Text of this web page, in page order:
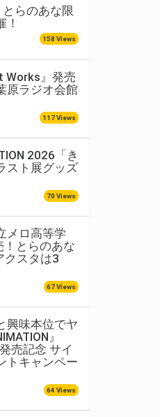
らのあな限
！
158 Views
Works』発売
原ラジオ会館
117 Views
2026「き
スト展グッズ
70 Views
メロ高等学
とらのあな
クスタは3
67 Views
興味本位でヤ
』
売記念 サイ
トキャンペー
64 Views